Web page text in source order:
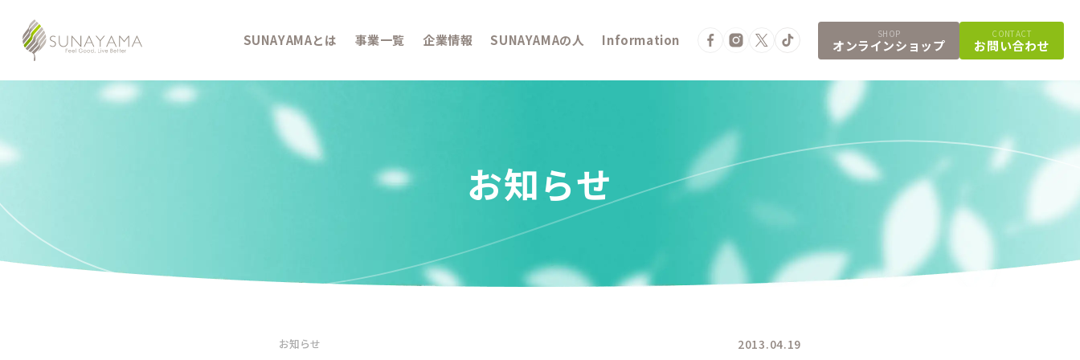
SUNAYAMAとは 事業一覧 企業情報 SUNAYAMAの人 Information SHOP
オンラインショップ
CONTACT
お問い合わせ
お知らせ
お知らせ 2013.04.19